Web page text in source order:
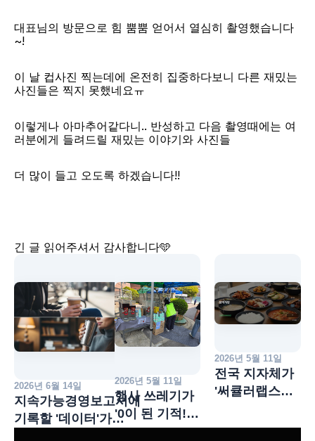
대표님의 방문으로 힘 뿜뿜 얻어서 열심히 촬영했습니다
~!
​이 날 컵사진 찍는데에 온전히 집중하다보니 다른 재밌는
사진들은 찍지 못했네요ㅠ
이렇게나 아마추어같다니.. 반성하고 다음 촬영때에는 여
러분에게 들려드릴 재밌는 이야기와 사진들
더 많이 들고 오도록 하겠습니다!!​
긴 글 읽어주셔서 감사합니다🩵
2026년 6월 14일
지속가능경영보고서에
기록할 '데이터'가
2026년 5월 11일
행사 쓰레기가
'0이 된 기적!
용기 무료
2026년 5월 11일
전국 지자체가
'써큘러랩스
싹쓸이하는